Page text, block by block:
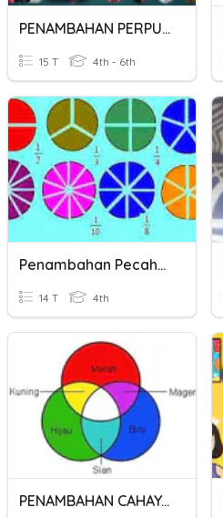
PENAMBAHAN PERPULUHAN
15 T 4th - 6th
Penambahan Pecahan
14 T 4th
PENAMBAHAN CAHAYA BERWARNA